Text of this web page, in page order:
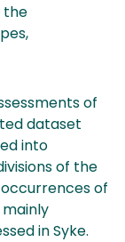
the
of
dataset
into
of the
of
in Syke.